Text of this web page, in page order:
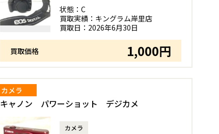
状態：C
買取実績： キングラム岸里店
買取日： 2026年6月30日
買取価格 1,000円
キャノン パワーショット デジカメ
カメラ
カメラ